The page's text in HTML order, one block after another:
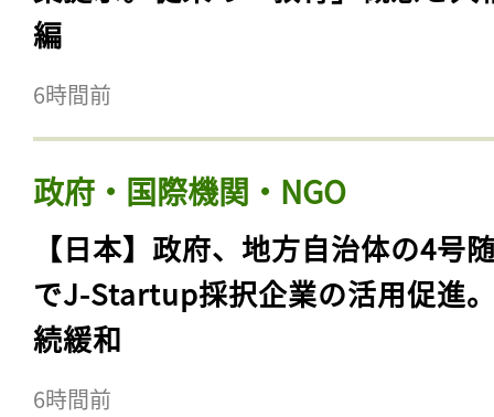
編
6時間前
政府・国際機関・NGO
【日本】政府、地方自治体の4号
でJ-Startup採択企業の活用促進
続緩和
6時間前